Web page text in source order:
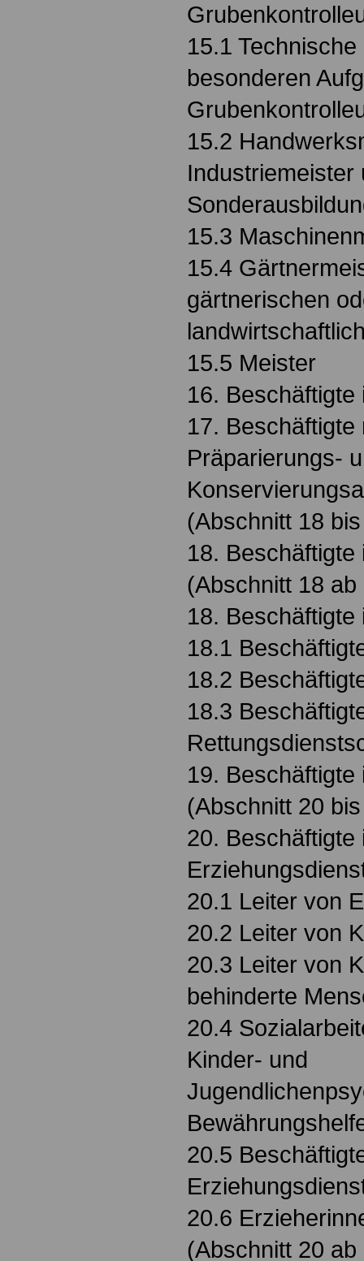
15.1
besonderen
15.2
Industriemeister
15.3
15.4
gärtnerischen
15.5 Meister
16.
17.
Präparierungs-
(Abschnitt 18
18.
(Abschnitt 18
18.
18.1
18.2
18.3
19. Beschäftigte
(Abschnitt 20
20. Beschäftigte
20.1 Leiter von
20.2 Leiter von
20.3 Leiter von
behinderte
20.4
Kinder- und
20.5
20.6
(Abschnitt 20